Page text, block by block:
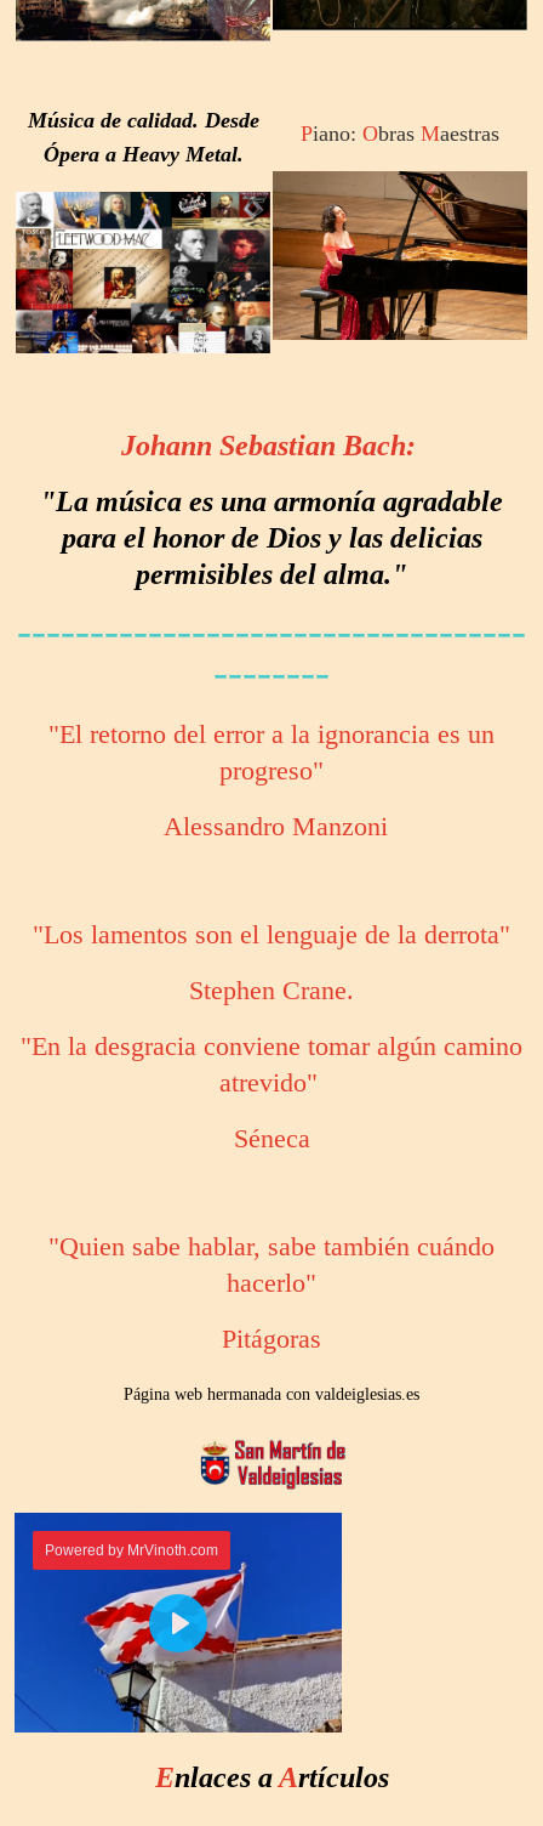
Músicade calidad. Desde
Ópera a Heavy Metal.
Piano: Obras Maestras
Johann Sebastian Bach:
"La música es una armonía agradable
para el honor de Dios y las delicias
permisibles del alma."
-----------------------------------
--------
"El retorno del error a la ignorancia es un
progreso"
Alessandro Manzoni
"Los lamentos son el lenguaje de la derrota"
Stephen Crane.
"En la desgracia conviene tomar algún camino
atrevido"
Séneca
"Quien sabe hablar, sabe también cuándo
hacerlo"
Pitágoras
Página web hermanada con valdeiglesias.es
Enlaces aArtículos